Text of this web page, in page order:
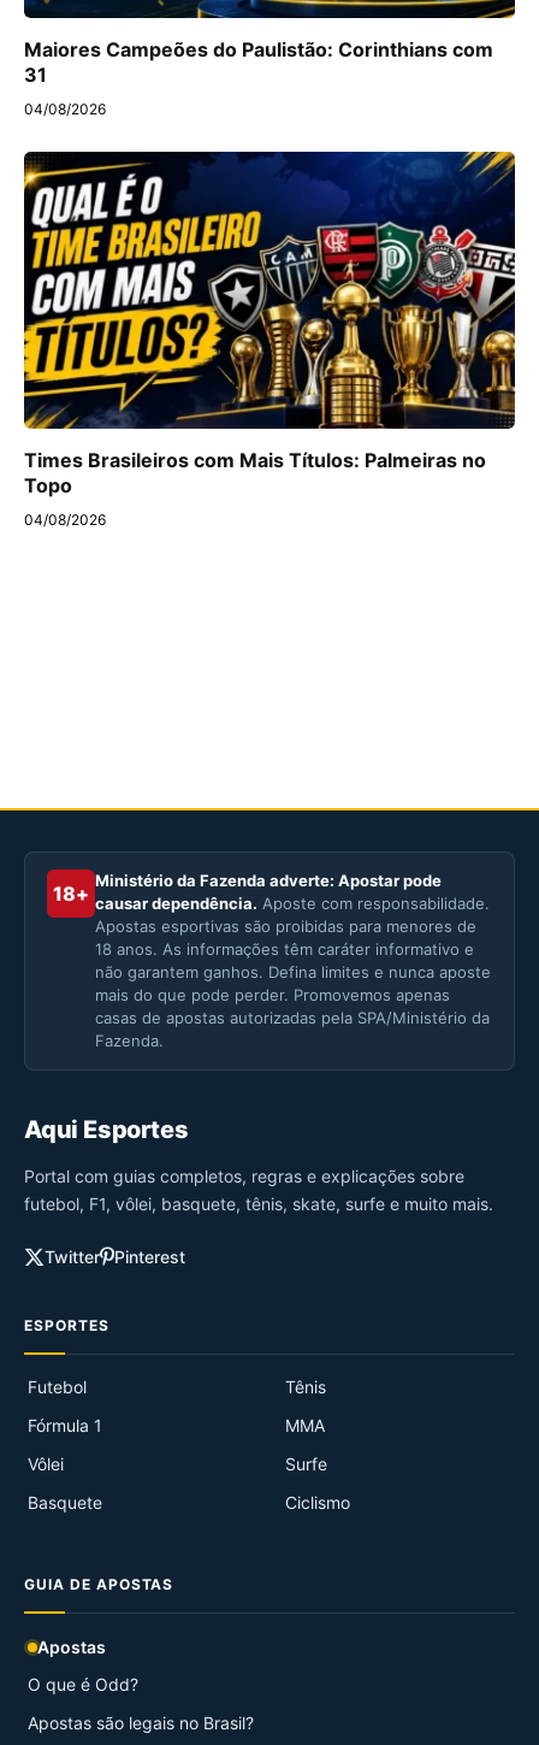
Maiores Campeões do Paulistão: Corinthians com
31
04/08/2026
Times Brasileiros com Mais Títulos: Palmeiras no
Topo
04/08/2026
18+
Ministério da Fazenda adverte: Apostar pode
causar dependência. Aposte com responsabilidade.
Apostas esportivas são proibidas para menores de
18 anos. As informações têm caráter informativo e
não garantem ganhos. Defina limites e nunca aposte
mais do que pode perder. Promovemos apenas
casas de apostas autorizadas pela SPA/Ministério da
Fazenda.
Aqui Esportes
Portal com guias completos, regras e explicações sobre
futebol, F1, vôlei, basquete, tênis, skate, surfe e muito mais.
Twitter Pinterest
ESPORTES
Futebol
Fórmula 1
Vôlei
Basquete
Tênis
MMA
Surfe
Ciclismo
GUIA DE APOSTAS
Apostas
O que é Odd?
Apostas são legais no Brasil?